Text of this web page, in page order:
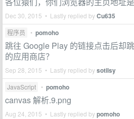
Dec 30, 2015 • Lastly replied byCu635
程序员 • pomoho
跳往 Google Play 的链接点击后却
的应用商店？
Sep 28, 2015 • Lastly replied bysotilsy
JavaScript • pomoho
canvas 解析.9.png
Aug 24, 2015 • Lastly replied bypomoho